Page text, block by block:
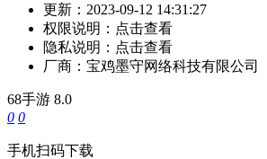
更新： 2023-09-12 14:31:27
权限说明： 点击查看
隐私说明： 点击查看
厂商： 宝鸡墨守网络科技有限公司
68手游 8.0
0 0
手机扫码下载